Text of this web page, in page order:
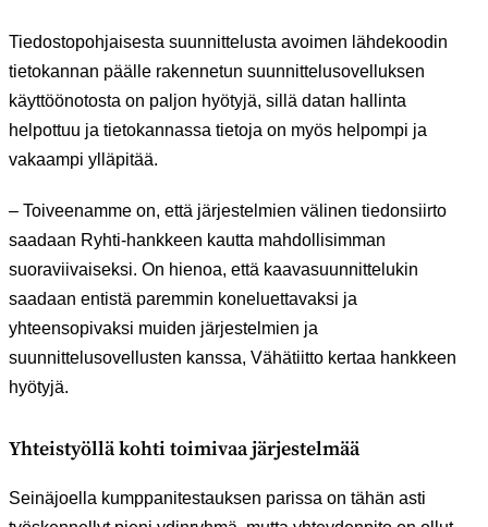
Tiedostopohjaisesta suunnittelusta avoimen lähdekoodin
tietokannan päälle rakennetun suunnittelusovelluksen
käyttöönotosta on paljon hyötyjä, sillä datan hallinta
helpottuu ja tietokannassa tietoja on myös helpompi ja
vakaampi ylläpitää.
– Toiveenamme on, että järjestelmien välinen tiedonsiirto
saadaan Ryhti-hankkeen kautta mahdollisimman
suoraviivaiseksi. On hienoa, että kaavasuunnittelukin
saadaan entistä paremmin koneluettavaksi ja
yhteensopivaksi muiden järjestelmien ja
suunnittelusovellusten kanssa, Vähätiitto kertaa hankkeen
hyötyjä.
Yhteistyöllä kohti toimivaa järjestelmää
Seinäjoella kumppanitestauksen parissa on tähän asti